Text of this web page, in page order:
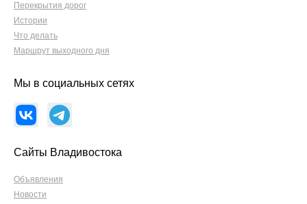
Перекрытия дорог
Истории
Что делать
Маршрут выходного дня
Мы в социальных сетях
Сайты Владивостока
Объявления
Новости